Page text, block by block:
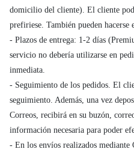
domicilio del cliente). El cliente
prefiriese. También pueden hacerse
- Plazos de entrega: 1-2 días
servicio no debería utilizarse en
inmediata.
- Seguimiento de los pedidos. El
seguimiento. Además, una vez
Correos, recibirá en su buzón,
información necesaria para poder
- En los envíos realizados mediante